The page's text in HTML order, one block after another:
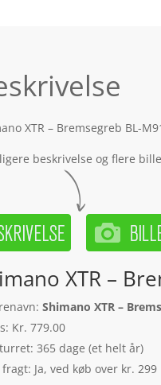
XTR – Bremsegreb BL-
beskrivelse og flere
XTR –
Shimano XTR –
Kr. 779.00
365 dage (et helt år)
fragt: Ja, ved køb over kr. 299